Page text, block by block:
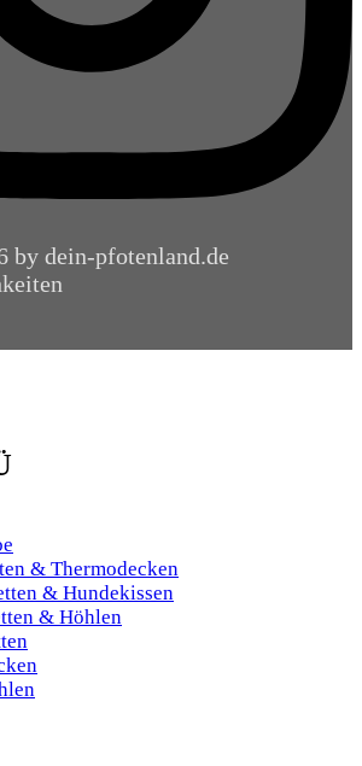
by dein-pfotenland.de
& Thermodecken
& Hundekissen
& Höhlen